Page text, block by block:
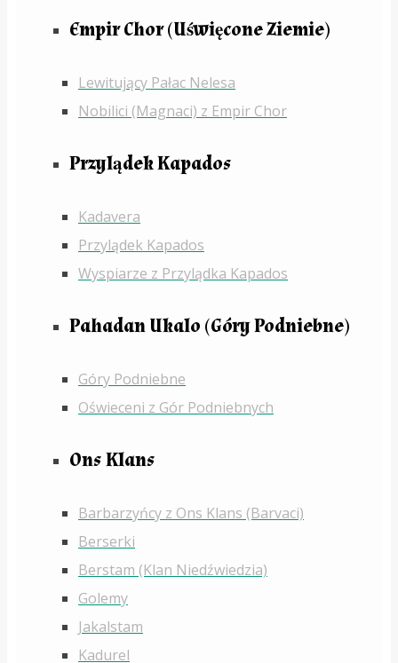
Empir Chor (Uświęcone Ziemie)
Lewitujący Pałac Nelesa
Nobilici (Magnaci) z Empir Chor
Przylądek Kapados
Kadavera
Przylądek Kapados
Wyspiarze z Przylądka Kapados
Pahadan Ukalo (Góry Podniebne)
Góry Podniebne
Oświeceni z Gór Podniebnych
Ons Klans
Barbarzyńcy z Ons Klans (Barvaci)
Berserki
Berstam (Klan Niedźwiedzia)
Golemy
Jakalstam
Kadurel